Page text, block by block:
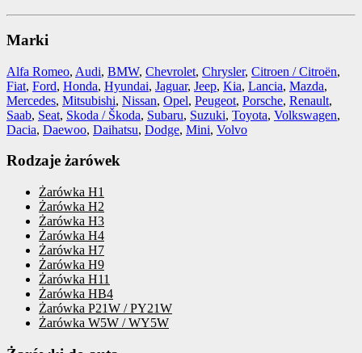
Marki
Alfa Romeo, Audi, BMW, Chevrolet, Chrysler, Citroen / Citroën,
Fiat, Ford, Honda, Hyundai, Jaguar, Jeep, Kia, Lancia, Mazda,
Mercedes, Mitsubishi, Nissan, Opel, Peugeot, Porsche, Renault,
Saab, Seat, Skoda / Škoda, Subaru, Suzuki, Toyota, Volkswagen,
Dacia, Daewoo, Daihatsu, Dodge, Mini, Volvo
Rodzaje żarówek
Żarówka H1
Żarówka H2
Żarówka H3
Żarówka H4
Żarówka H7
Żarówka H9
Żarówka H11
Żarówka HB4
Żarówka P21W / PY21W
Żarówka W5W / WY5W